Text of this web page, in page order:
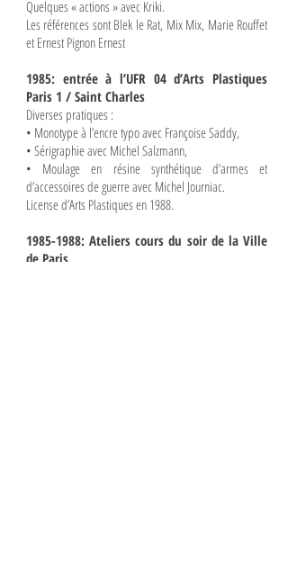
Quelques « actions » avec Kriki.
Les références sont Blek le Rat, Mix Mix, Marie Rouffet
et Ernest Pignon Ernest
1985: entrée à l’UFR 04 d’Arts Plastiques
Paris 1 / Saint Charles
Diverses pratiques :
• Monotype à l’encre typo avec Françoise Saddy,
• Sérigraphie avec Michel Salzmann,
• Moulage en résine synthétique d’armes et
d’accessoires de guerre avec Michel Journiac.
License d’Arts Plastiques en 1988.
1985-1988: Ateliers cours du soir de la Ville
de Paris.